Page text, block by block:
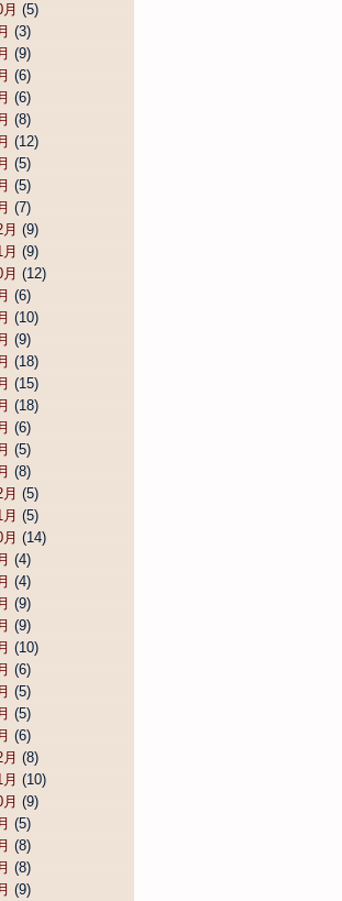
(5)
(3)
(9)
(6)
(6)
(8)
(12)
(5)
(5)
(7)
(9)
(9)
(12)
(6)
(10)
(9)
(18)
(15)
(18)
(6)
(5)
(8)
(5)
(5)
(14)
(4)
(4)
(9)
(9)
(10)
(6)
(5)
(5)
(6)
(8)
(10)
(9)
(5)
(8)
(8)
(9)